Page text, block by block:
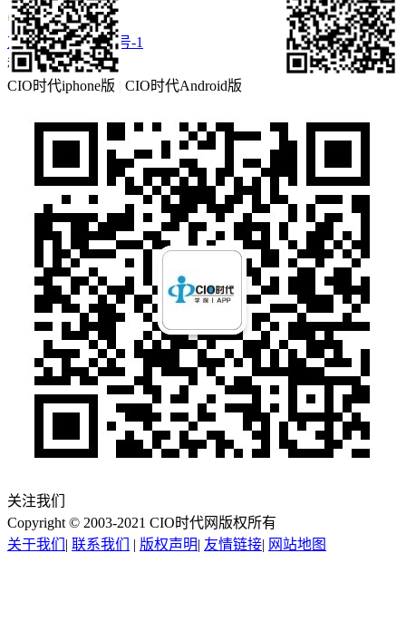
京ICP备16057460号-1
移动客户端
CIO时代iphone版
CIO时代Android版
关注我们
Copyright © 2003-2021 CIO时代网版权所有
关于我们 | 联系我们 | 版权声明| 友情链接| 网站地图